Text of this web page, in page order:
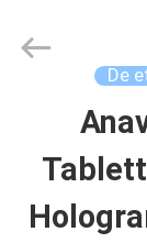
(Xiamen)
Reserved.
De